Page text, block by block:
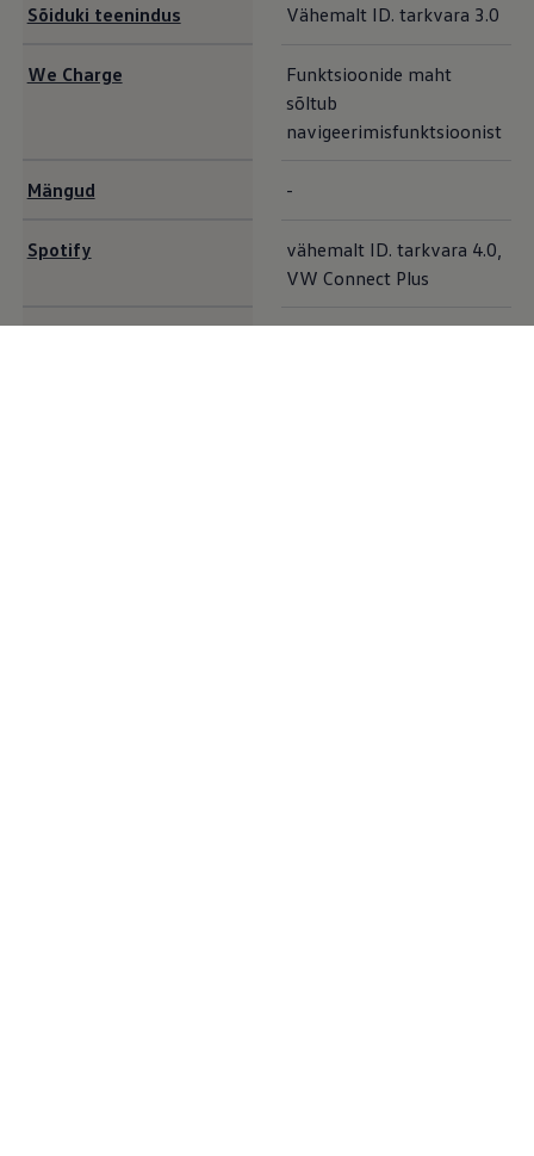
Sõiduki teenindus Vähemalt ID. tarkvara 3.0
We Charge
Funktsioonide maht
sõltub
navigeerimisfunktsioonist
Mängud -
Spotify
vähemalt ID. tarkvara 4.0,
VW Connect Plus